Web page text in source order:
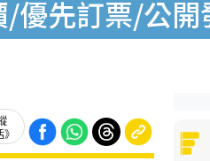
先訂票/公開